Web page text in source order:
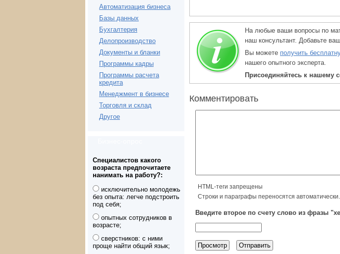
Автоматизация бизнеса
Базы данных
Бухгалтерия
Делопроизводство
Документы и бланки
Программы кадры
Программы расчета
кредита
Менеджмент в бизнесе
Торговля и склад
Другое
Специалистов какого
возраста предпочитаете
нанимать на работу?:
исключительно молодежь
без опыта: легче подстроить
под себя;
опытных сотрудников в
возрасте;
сверстников: с ними
проще найти общий язык;
На любые ваши вопросы по
наш консультант. Добавьте
Вы можете получить
нашего опытного эксперта.
Присоединяйтесь к нашему
Комментировать
HTML-теги запрещены
Строки и параграфы переносятся автоматически.
Введите второе по счету слово из фразы